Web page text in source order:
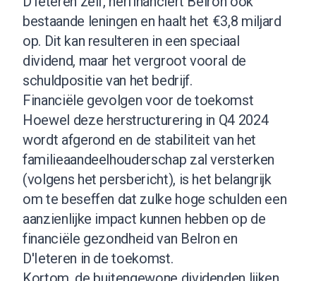
bestaande leningen en haalt het €3,8 miljard
op. Dit kan resulteren in een speciaal
dividend, maar het vergroot vooral de
schuldpositie van het bedrijf.
Financiële gevolgen voor de toekomst
Hoewel deze herstructurering in Q4 2024
wordt afgerond en de stabiliteit van het
familieaandeelhouderschap zal versterken
(volgens het persbericht), is het belangrijk
om te beseffen dat zulke hoge schulden een
aanzienlijke impact kunnen hebben op de
financiële gezondheid van Belron en
D'Ieteren in de toekomst.